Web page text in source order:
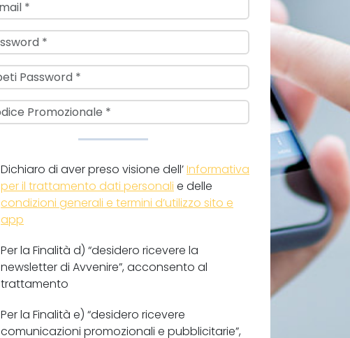
Dichiaro di aver preso visione dell’Informativa
per il trattamento dati personali e delle
condizioni generali e termini d’utilizzo sito e
app
Per la Finalità d) “desidero ricevere la
newsletter di Avvenire”, acconsento al
trattamento
Per la Finalità e) “desidero ricevere
comunicazioni promozionali e pubblicitarie”,